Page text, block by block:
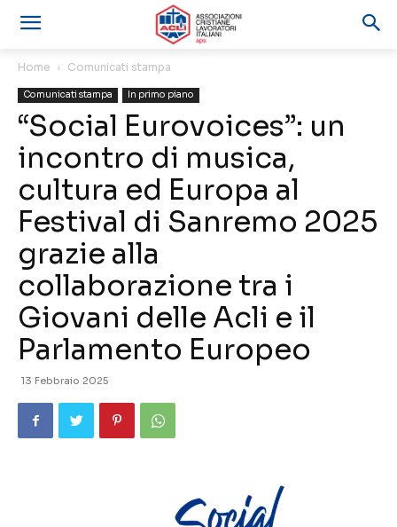
Home Comunicati stampa
Comunicati stampa In primo piano
“Social Eurovoices”: un
incontro di musica,
cultura ed Europa al
Festival di Sanremo 2025
grazie alla
collaborazione tra i
Giovani delle Acli e il
Parlamento Europeo
13 Febbraio 2025